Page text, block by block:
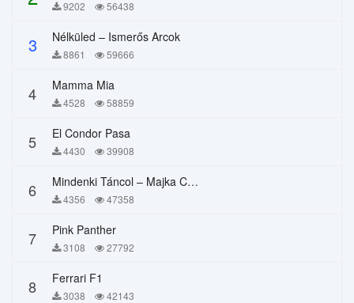
9202 56438
3 Nélküled – Ismerős Arcok
8861 59666
4 Mamma Mia
4528 58859
5 El Condor Pasa
4430 39908
6 Mindenki Táncol – Majka Curtis, Péter Majoros
4356 47358
7 Pink Panther
3108 27792
8 Ferrari F1
3038 42143